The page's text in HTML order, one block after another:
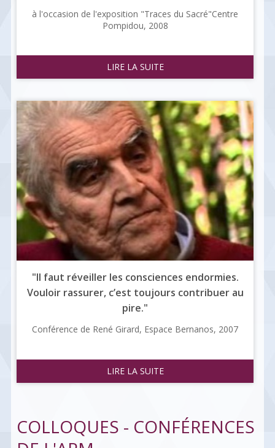
à l'occasion de l'exposition "Traces du Sacré" ​Centre
Pompidou, 2008
LIRE LA SUITE
"Il faut réveiller les consciences endormies.
Vouloir rassurer, c’est toujours contribuer au
pire."
Conférence de René Girard, Espace Bernanos, 2007
LIRE LA SUITE
COLLOQUES - CONFÉRENCES